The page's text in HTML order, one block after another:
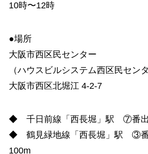
10時〜12時
●場所
大阪市西区民センター
（ハウスビルシステム西区民センタ
大阪市西区北堀江 4-2-7
◆ 千日前線「西長堀」駅 ⑦番
◆ 鶴見緑地線「西長堀」駅 ③
100m